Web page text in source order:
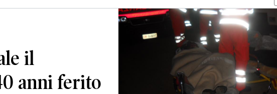
il
anni ferito